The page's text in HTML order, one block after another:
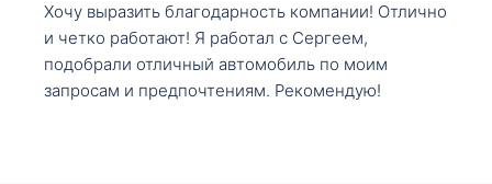
Хочу выразить благодарность компании! Отлично
и четко работают! Я работал с Сергеем,
подобрали отличный автомобиль по моим
запросам и предпочтениям. Рекомендую!